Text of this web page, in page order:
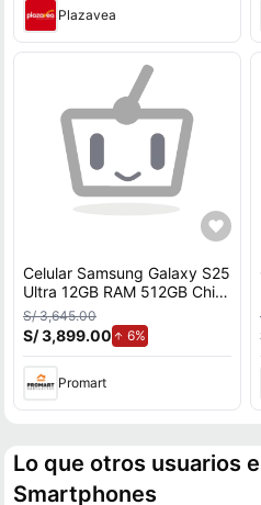
Plazavea
Celular Samsung Galaxy S25
Ultra 12GB RAM 512GB Chip
+ eSIM Titanium White Silver
S/ 3,645.00
S/ 3,899.00 6%
Promart
Lo que otros usuarios
Smartphones